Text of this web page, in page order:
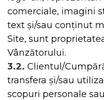
comerciale, imagini
text și/sau conținut
Site, sunt
Vânzătorului.
3.2. Clientul/
transfera și/sau
scopuri personale